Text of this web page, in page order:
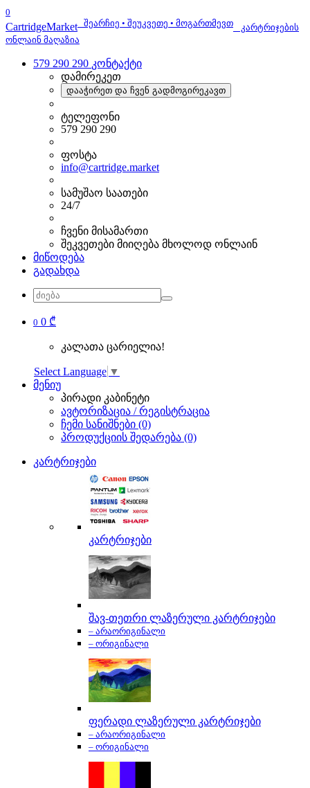
0
CartridgeMarket შეარჩიე • შეუკვეთე • მოგართმევთ
კარტრიჯების
ონლაინ მაღაზია
579 290 290 კონტაქტი
დამირეკეთ
დააჭირეთ და ჩვენ გადმოგირეკავთ
ტელეფონი
579 290 290
ფოსტა
info@cartridge.market
სამუშაო საათები
24/7
ჩვენი მისამართი
შეკვეთები მიიღება მხოლოდ ონლაინ
მიწოდება
გადახდა
0 0 ₾
კალათა ცარიელია!
Select Language ▼
მენიუ
პირადი კაბინეტი
ავტორიზაცია / რეგისტრაცია
ჩემი სანიშნები (0)
პროდუქციის შედარება (0)
კარტრიჯები
კარტრიჯები
შავ-თეთრი ლაზერული კარტრიჯები
– არაორიგინალი
– ორიგინალი
ფერადი ლაზერული კარტრიჯები
– არაორიგინალი
– ორიგინალი